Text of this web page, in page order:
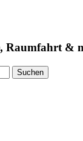
Raumfahrt &